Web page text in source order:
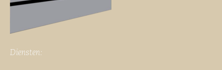
Diensten: